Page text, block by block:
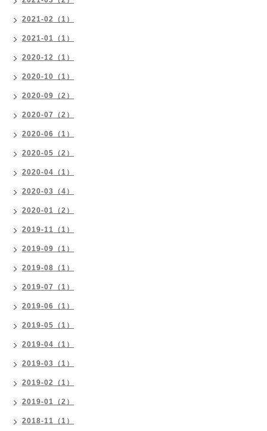
2021-02（1）
2021-01（1）
2020-12（1）
2020-10（1）
2020-09（2）
2020-07（2）
2020-06（1）
2020-05（2）
2020-04（1）
2020-03（4）
2020-01（2）
2019-11（1）
2019-09（1）
2019-08（1）
2019-07（1）
2019-06（1）
2019-05（1）
2019-04（1）
2019-03（1）
2019-02（1）
2019-01（2）
2018-11（1）